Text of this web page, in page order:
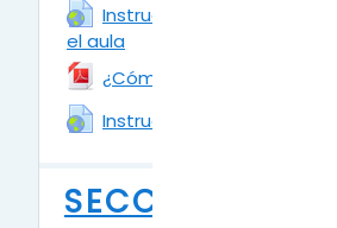
Instructivo para acceder y
el aula
¿Cómo crear una clase y
Instructivo para crear
SECCIONES DEL